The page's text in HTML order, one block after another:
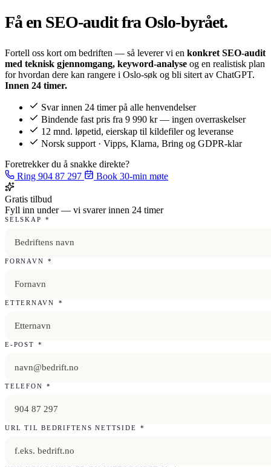
Få en SEO-audit fraOslo-byrået.
Fortell oss kort om bedriften — så leverer vi en konkret SEO-audit
med teknisk gjennomgang, keyword-analyse og en realistisk plan
for hvordan dere kan rangere i Oslo-søk og bli sitert av ChatGPT.
Innen 24 timer.
Svar innen 24 timer på alle henvendelser
Bindende fast pris fra 9 990 kr — ingen overraskelser
12 mnd. løpetid, eierskap til kildefiler og leveranse
Norsk support · Vipps, Klarna, Bring og GDPR-klar
Foretrekker du å snakke direkte?
Ring 904 87 297
Book 30-min møte
Gratis tilbud
Fyll inn under — vi svarer innen 24 timer
SELSKAP *
FORNAVN *
ETTERNAVN *
E-POST *
TELEFON *
URL TIL BEDRIFTENS NETTSIDE *